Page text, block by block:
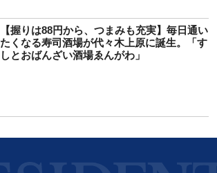
【握りは88円から、つまみも充実】毎日通い
たくなる寿司酒場が代々木上原に誕生。「す
しとおばんざい酒場ゑんがわ」